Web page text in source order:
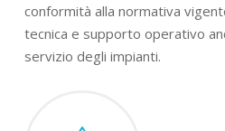
conformità alla normativa
tecnica e supporto operativo
servizio degli impianti.